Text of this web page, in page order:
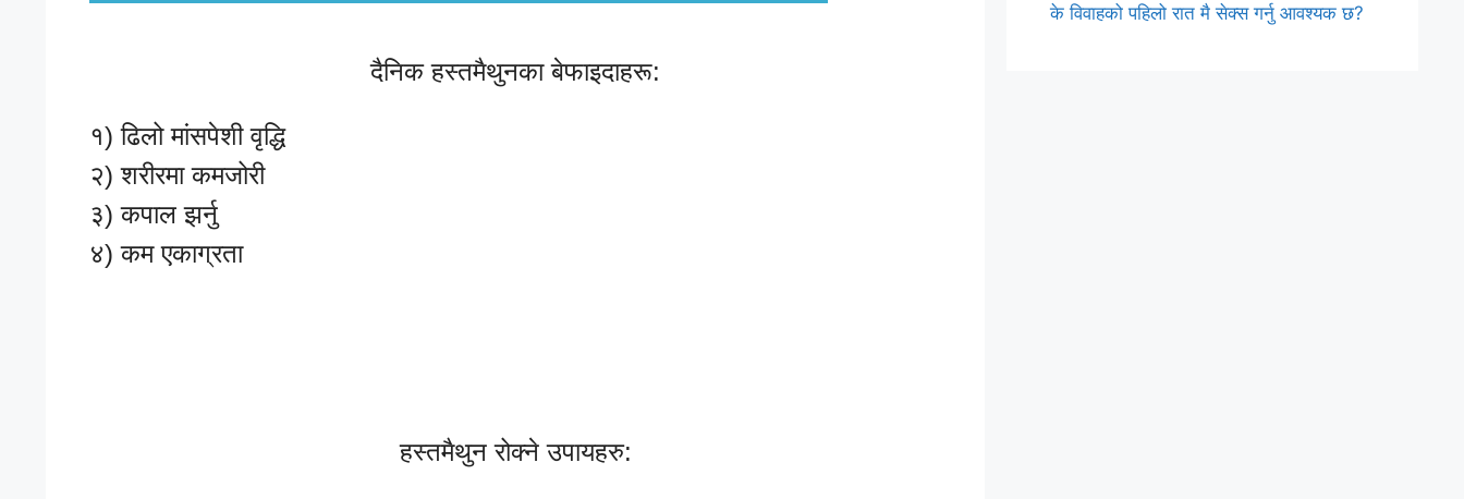
दैनिक हस्तमैथुनका बेफाइदाहरू:
१) ढिलो मांसपेशी वृद्धि
२) शरीरमा कमजोरी
३) कपाल झर्नु
४) कम एकाग्रता
हस्तमैथुन रोक्ने उपायहरु:
के विवाहको पहिलो रात मै सेक्स गर्नु आवश्यक छ?